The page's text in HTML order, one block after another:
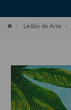
Leilão de Arte